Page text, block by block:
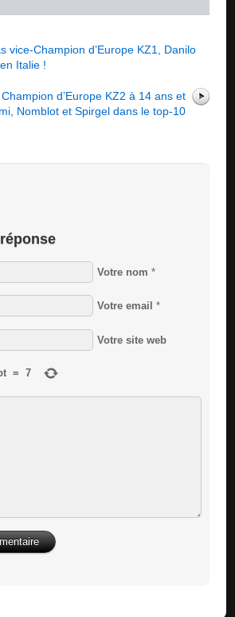
vice-Champion d’Europe KZ1, Danilo
Italie !
d’Europe KZ2 à 14 ans et
Nomblot et Spirgel dans le top-10
Votre nom *
Votre email *
Votre site web
= 7